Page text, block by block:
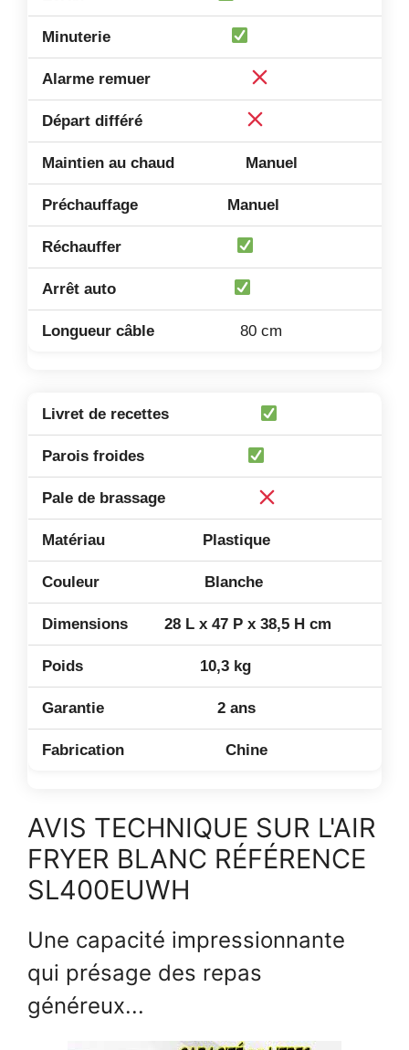
Manuel
Manuel
80 cm
Plastique
Blanche
28 L x 47 P x 38,5 H cm
10,3 kg
2 ans
Chine
AVIS TECHNIQUE SUR L'AIR
FRYER BLANC RÉFÉRENCE
SL400EUWH
Une capacité impressionnante
qui présage des repas
généreux...